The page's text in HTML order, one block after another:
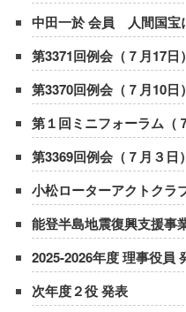
中田一於 会員 人間国宝
第3371回例会（７月17日）
第3370回例会（７月10日）
第１回ミニフォーラム（
第3369回例会（７月３日）
小松ローターアクトクラ
能登半島地震復興支援事
2025-2026年度 理事役員
次年度２役 発表